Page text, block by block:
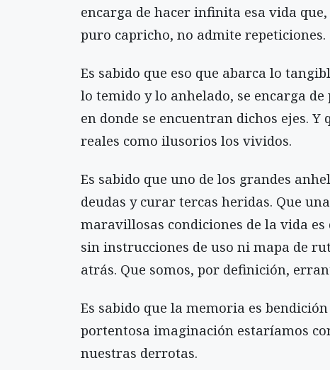
encarga de hacer infinita esa vida
puro capricho, no admite repeticiones.
Es sabido que eso que abarca lo
lo temido y lo anhelado, se encarga
en donde se encuentran dichos ejes.
reales como ilusorios los vividos.
Es sabido que uno de los grandes
deudas y curar tercas heridas. Que
maravillosas condiciones de la vida
sin instrucciones de uso ni mapa de
atrás. Que somos, por definición,
Es sabido que la memoria es
portentosa imaginación estaríamos
nuestras derrotas.